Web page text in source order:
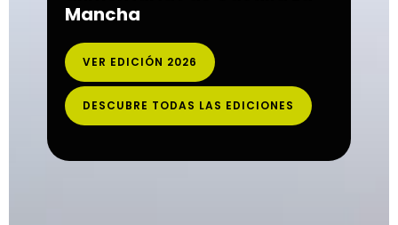
Mancha
VER EDICIÓN 2026
DESCUBRE TODAS LAS EDICIONES